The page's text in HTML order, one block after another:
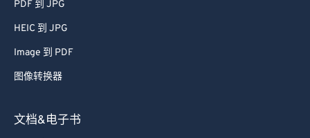
PDF 到 JPG
HEIC 到 JPG
Image 到 PDF
图像转换器
文档&电子书